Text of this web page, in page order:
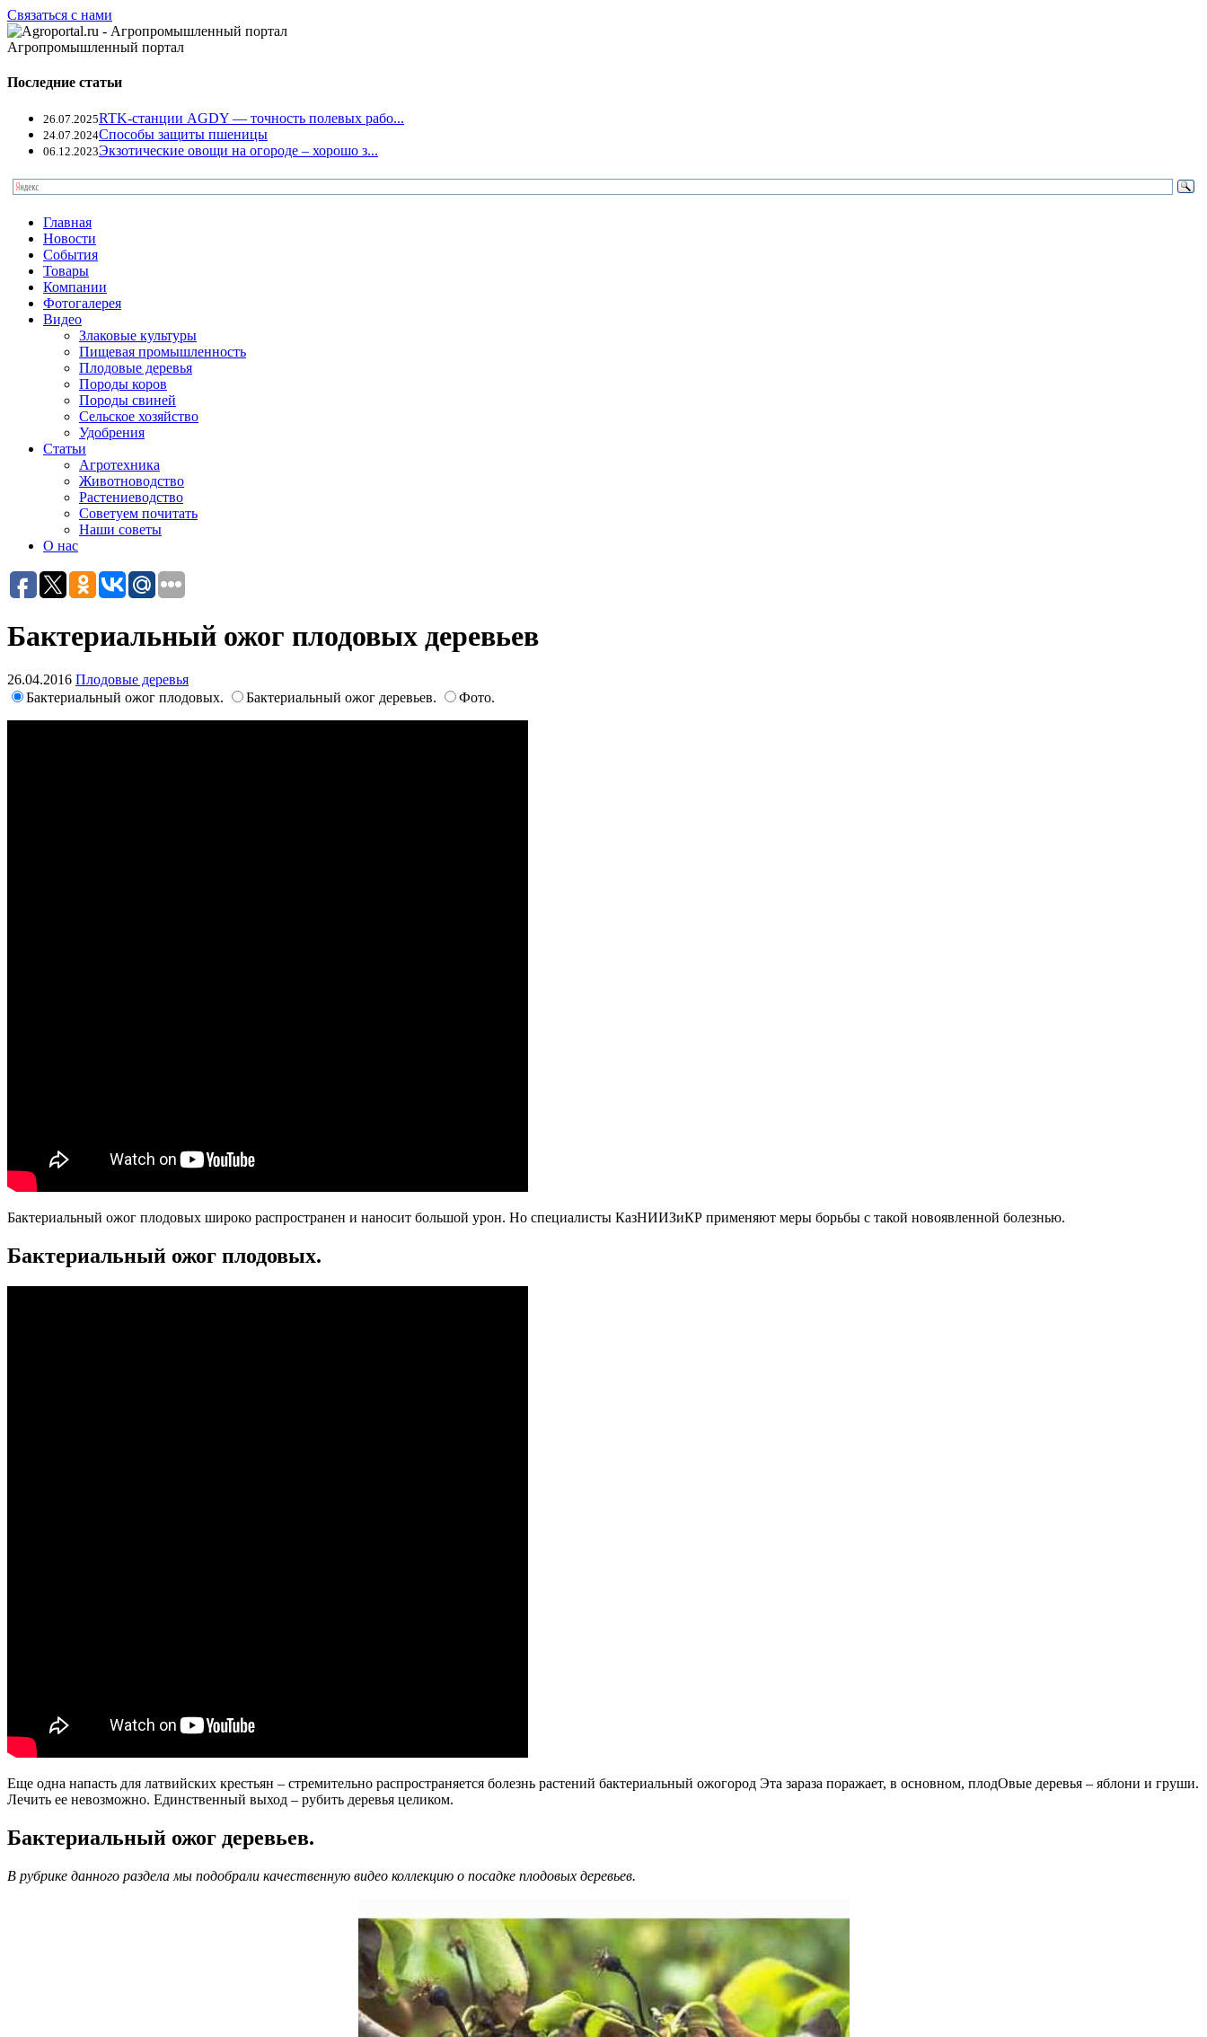
Связаться с нами
Агропромышленный портал
Последние статьи
26.07.2025RTK-станции AGDY — точность полевых рабо...
24.07.2024Способы защиты пшеницы
06.12.2023Экзотические овощи на огороде – хорошо з...
Главная
Новости
События
Товары
Компании
Фотогалерея
Видео
Злаковые культуры
Пищевая промышленность
Плодовые деревья
Породы коров
Породы свиней
Сельское хозяйство
Удобрения
Статьи
Агротехника
Животноводство
Растениеводство
Советуем почитать
Наши советы
О нас
Бактериальный ожог плодовых деревьев
26.04.2016 Плодовые деревья
Бактериальный ожог плодовых.
Бактериальный ожог деревьев. Фото.
Бактериальный ожог плодовых широко распространен и наносит большой урон. Но специалисты КазНИИЗиКР применяют меры борьбы с такой новоявленной болезнью.
Бактериальный ожог плодовых.
Еще одна напасть для латвийских крестьян – стремительно распространяется болезнь растений бактериальный ожогород Эта зараза поражает, в основном, плодОвые деревья – яблони и груши.
Лечить ее невозможно. Единственный выход – рубить деревья целиком.
Бактериальный ожог деревьев.
В рубрике данного раздела мы подобрали качественную видео коллекцию о посадке плодовых деревьев.